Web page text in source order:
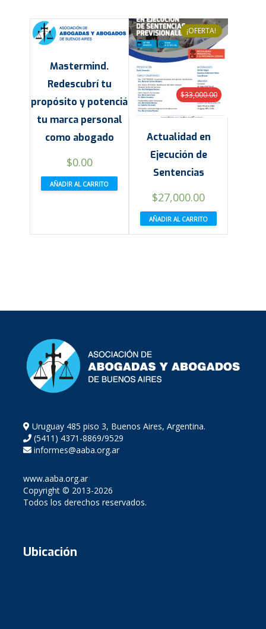
Mastermind.
Redescubrí tu
propósito y potenciá
tu marca personal
como abogado
$0.00
AÑADIR AL CARRITO
¡OFERTA!
Actualidad en
Ejecución de
Sentencias
$33,000.00
El
precio
original
$27,000.00El
precio
actual
AÑADIR AL CARRITO
Uruguay 485 piso 3, Buenos Aires, Argentina.
(5411) 4371-8869/9529
informes@aaba.org.ar
www.aaba.org.ar
Copyright © 2013-2026
Todos los derechos reservados.
Ubicación